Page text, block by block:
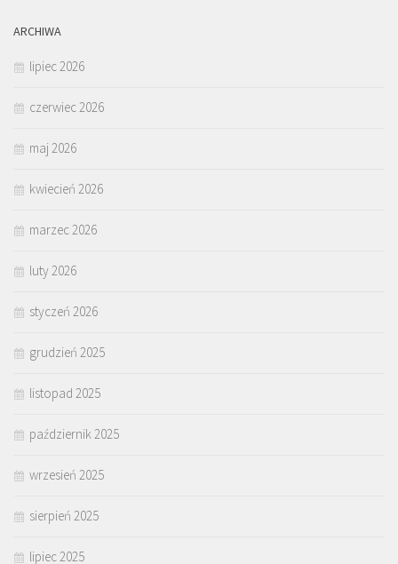
ARCHIWA
lipiec 2026
czerwiec 2026
maj 2026
kwiecień 2026
marzec 2026
luty 2026
styczeń 2026
grudzień 2025
listopad 2025
październik 2025
wrzesień 2025
sierpień 2025
lipiec 2025